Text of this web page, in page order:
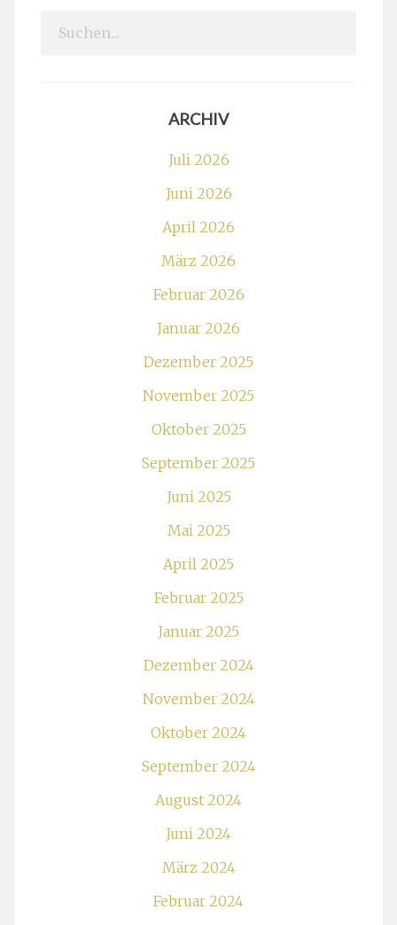
Search
ARCHIV
Juli 2026
Juni 2026
April 2026
März 2026
Februar 2026
Januar 2026
Dezember 2025
November 2025
Oktober 2025
September 2025
Juni 2025
Mai 2025
April 2025
Februar 2025
Januar 2025
Dezember 2024
November 2024
Oktober 2024
September 2024
August 2024
Juni 2024
März 2024
Februar 2024